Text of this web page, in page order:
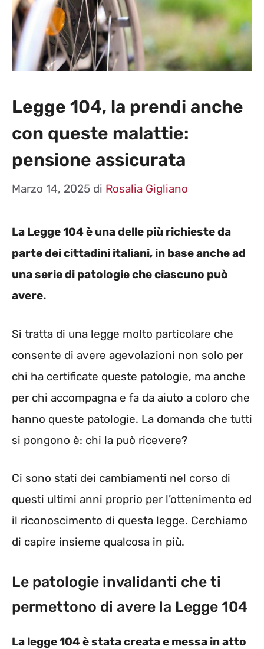
Legge 104, la prendi anche
con queste malattie:
pensione assicurata
Marzo 14, 2025 di Rosalia Gigliano
La Legge 104 è una delle più richieste da
parte dei cittadini italiani, in base anche ad
una serie di patologie che ciascuno può
avere.
Si tratta di una legge molto particolare che
consente di avere agevolazioni non solo per
chi ha certificate queste patologie, ma anche
per chi accompagna e fa da aiuto a coloro che
hanno queste patologie. La domanda che tutti
si pongono è: chi la può ricevere?
Ci sono stati dei cambiamenti nel corso di
questi ultimi anni proprio per l’ottenimento ed
il riconoscimento di questa legge. Cerchiamo
di capire insieme qualcosa in più.
Le patologie invalidanti che ti
permettono di avere la Legge 104
La legge 104 è stata creata e messa in atto